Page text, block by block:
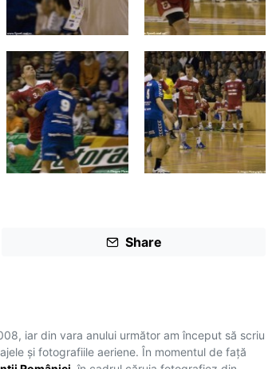
Share
iar din vara anului următor am început să scriu
și fotografiile aeriene. În momentul de față